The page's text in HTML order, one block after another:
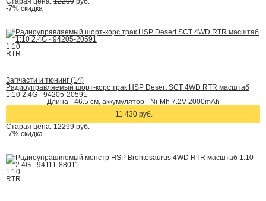
-7% скидка
1:10
RTR
Запчасти и тюнинг (14)
Радиоуправляемый шорт-корс трак HSP Desert SCT 4WD RTR масштаб
1:10 2.4G - 94205-20591
Длина - 46.5 см, аккумулятор - Ni-Mh 7.2V 2000mAh
11 430 руб.
Старая цена: 12299 руб.
-7% скидка
1:10
RTR